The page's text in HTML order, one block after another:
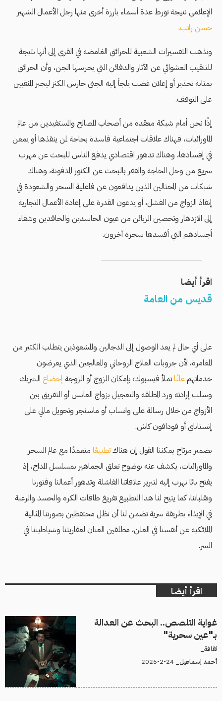
الإعلامي نتيجة تورط عدة أسماء بارزة أخرى منها رجل الأعمال الشهير
حسن راتب.
وتذهب التفسيرات الشعبية للحرائق الغامضة في القرى إلى أنها نتيجة
للتنقيب العشوائي عن الآثار والدفائن التي يحرسها الجن، وأن الحرائق
بمثابة تحذير أو إعلان غضب يلجأ إليه الجني حارس الكنز ليجبر المنقبين
على التوقف.
إذًا نحن أمام شبكة معقدة من أصحاب المصالح والمستفيدين من عالم
الماورائيات، فهناك علاقات اجتماعية فاسدة بحاجة لمن ينقذها أو يمعن
في إفسادها، وهناك تدهور اقتصادي يدفع الناس للبحث عن مهرب
سريع من وحل الحاجة والفقر بالبحث عن الكنوز المدفونة، وهناك
شبكات من المحتالين الذين يدافعون عن فاعلية السحر والشعوذة في
إنقاذ الزواج من الفشل، أو يدعون القدرة على إعادة الأعمال التجارية
إلى الازدهار وتحصين الزبائن من عيون الحاسدين والحاقدين وشفاء
أجسادهم التي أفسدها سحرة آخرون.
اقرأ أيضا
قديس من العامة
على أي حال لم يعد الوصول إلى الدجالين والمشعوذين يتطلب الكثير من
المغامرة، لأن جروبات العلاج الروحاني والمعالجين الذي يعرضون
خدماتهمعلنًاتملأ فيسبوك؛ بإمكان الزوج أو الزوجة إخضاع الشريك
وسلب إرادته ورد المطلقة والتعجيل بزواج العانس أو التفريق بين
الأزواج من خلال رسالة على واتساب أو ماسنجر وتحويل مالي على
إنستاباي أو فودافون كاش.
بضمير مرتاح يمكننا القول إن هناكتطبيعًا متعمدًا مع عالم السحر
والماورائيات، يكشف عنه بوضوح تعلق الجماهير بمسلسل المداح، إذ
يفتح بابًا نهرب إليه لتبرير علاقاتنا الفاشلة وتدهور أعمالنا وفتورنا
وتقلباتنا، كما يتيح لنا هذا التطبيع تفريغ طاقات الكره والحسد والرغبة
في الإيذاء بطريقة سرية تضمن لنا أن نظل محتفظين بصورتنا المثالية
الملائكية عن أنفسنا في العلن، مطلقين العنان لعفاريتنا وشياطيننا في
السر.
اقرأ أيضا
غواية التلصص.. البحث عن العدالة
بـ"عين سحرية"
ثقافة_
أحمد إسماعيل_